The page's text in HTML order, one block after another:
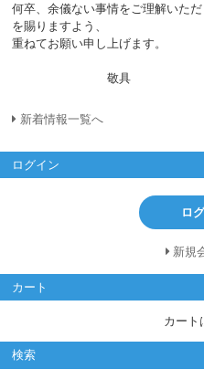
何卒、余儀ない事情をご理解いた
を賜りますよう、
重ねてお願い申し上げます。
敬具
新着情報一覧へ
ログイン
ロ
新規
カート
カート
検索